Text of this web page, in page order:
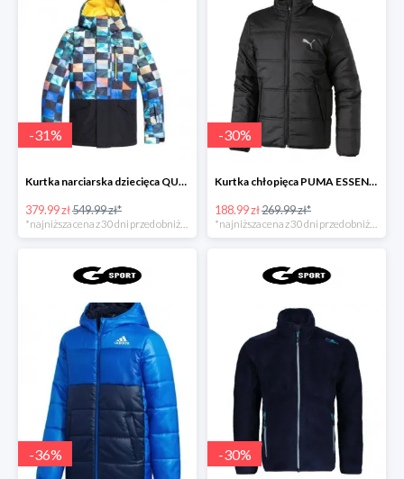
-31%
Kurtka narciarska dziecięca QUIKSILVER MISS BLOC
379.99 zł549.99 zł*
*najniższa cena z 30 dni przed obniżką
-30%
Kurtka chłopięca PUMA ESSENTIALS PADDED JACKE
188.99 zł269.99 zł*
*najniższa cena z 30 dni przed obniżką
-36% -30%